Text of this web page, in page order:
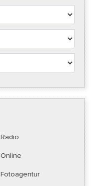
Radio
Online
Fotoagentur